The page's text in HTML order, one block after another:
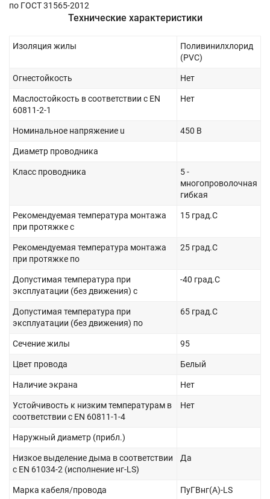
по ГОСТ 31565-2012
Технические характеристики
Изоляция жилы
Поливинилхлорид
(PVC)
Огнестойкость Нет
Маслостойкость в соответствии с EN
60811-2-1
Нет
Номинальное напряжение u 450 В
Диаметр проводника
Класс проводника
5 -
многопроволочная
гибкая
Рекомендуемая температура монтажа
при протяжке с
15 град.C
Рекомендуемая температура монтажа
при протяжке по
25 град.C
Допустимая температура при
эксплуатации (без движения) с
-40 град.C
Допустимая температура при
эксплуатации (без движения) по
65 град.C
Сечение жилы 95
Цвет провода Белый
Наличие экрана Нет
Устойчивость к низким температурам в
соответствии с EN 60811-1-4
Нет
Наружный диаметр (прибл.)
Низкое выделение дыма в соответствии
с EN 61034-2 (исполнение нг-LS)
Да
Марка кабеля/провода ПуГВнг(А)-LS